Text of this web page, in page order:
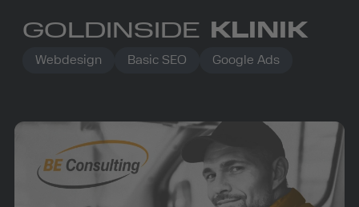
GOLDINSIDE KLINIK
Webdesign Basic SEO Google Ads